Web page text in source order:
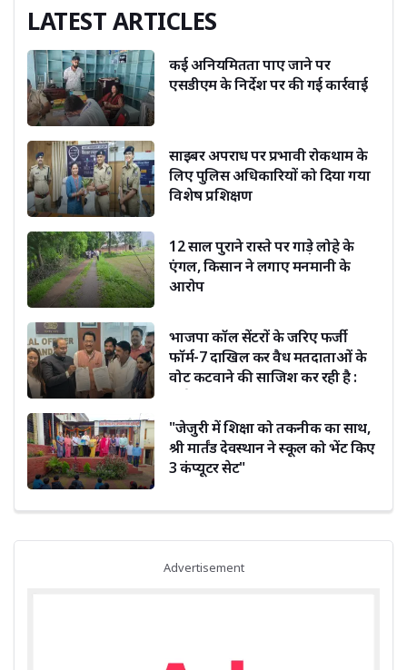
LATEST ARTICLES
कई अनियमितता पाए जाने पर
एसडीएम के निर्देश पर की गई कार्रवाई
साइबर अपराध पर प्रभावी रोकथाम के
लिए पुलिस अधिकारियों को दिया गया
विशेष प्रशिक्षण
12 साल पुराने रास्ते पर गाड़े लोहे के
एंगल, किसान ने लगाए मनमानी के
आरोप
भाजपा कॉल सेंटरों के जरिए फर्जी
फॉर्म-7 दाखिल कर वैध मतदाताओं के
वोट कटवाने की साजिश कर रही है :
"जेजुरी में शिक्षा को तकनीक का साथ,
श्री मार्तंड देवस्थान ने स्कूल को भेंट किए
3 कंप्यूटर सेट"
Advertisement